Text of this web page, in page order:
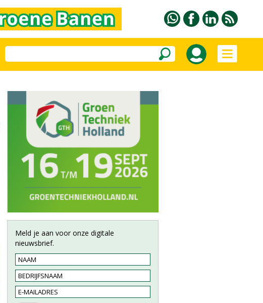
Meld je aan voor onze digitale
nieuwsbrief.